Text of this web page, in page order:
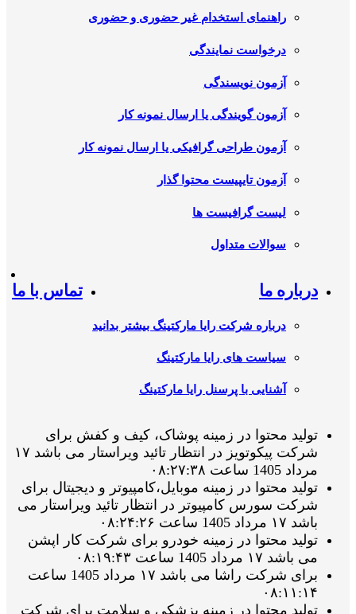
راهنمای استخدام غیر حضوری و حضوری
درخواست نمایندگی
آزمون نویسندگی
آزمون گویندگی یا ارسال نمونه کار
آزمون طراحی گرافیکی یا ارسال نمونه کار
آزمون تایپیست محتوا گذار
لیست گرافیست ها
سوالات متداول
درباره ما
درباره شرکت رایا مارکتینگ بیشتر بدانید
سیاست های رایا مارکتینگ
آشنایی با پرسنل رایا مارکتینگ
تماس با ما
تولید محتوا در زمینه پوشاک، کیف و کفش برای
شرکت پیکوتویز در انتظار تائید ویراستار می باشد ۱۷
مرداد 1405 ساعت ۰۸:۲۷:۳۸
تولید محتوا در زمینه موبایل،کامپیوتر و دیجیتال برای
شرکت سورس کامپیوتر در انتظار تائید ویراستار می
باشد ۱۷ مرداد 1405 ساعت ۰۸:۲۴:۲۶
تولید محتوا در زمینه خودرو برای شرکت کار اپشن
می باشد ۱۷ مرداد 1405 ساعت ۰۸:۱۹:۴۳
برای شرکت راشا می باشد ۱۷ مرداد 1405 ساعت
۰۸:۱۱:۱۴
تولید محتوا در زمینه پزشکی و سلامت برای شرکت